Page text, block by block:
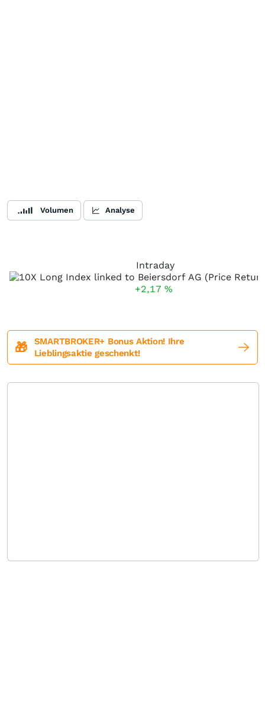
Volumen Analyse
Intraday
+2,17 %
🎁
SMARTBROKER+ Bonus Aktion! Ihre
Lieblingsaktie geschenkt!